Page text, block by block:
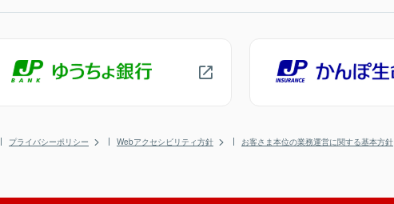
プライバシーポリシー Webアクセシビリティ方針 お客さま本位の業務運営に関する基本方針